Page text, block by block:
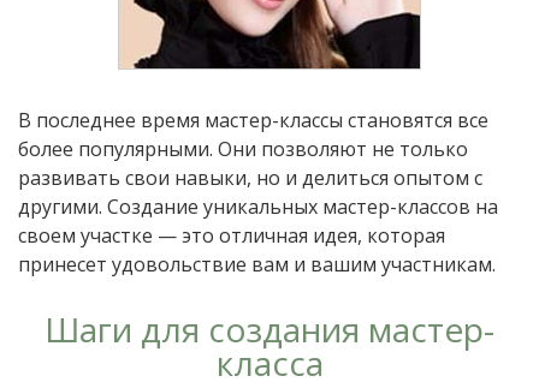
В последнее время мастер-классы становятся все
более популярными. Они позволяют не только
развивать свои навыки, но и делиться опытом с
другими. Создание уникальных мастер-классов на
своем участке — это отличная идея, которая
принесет удовольствие вам и вашим участникам.
Шаги для создания мастер-
класса